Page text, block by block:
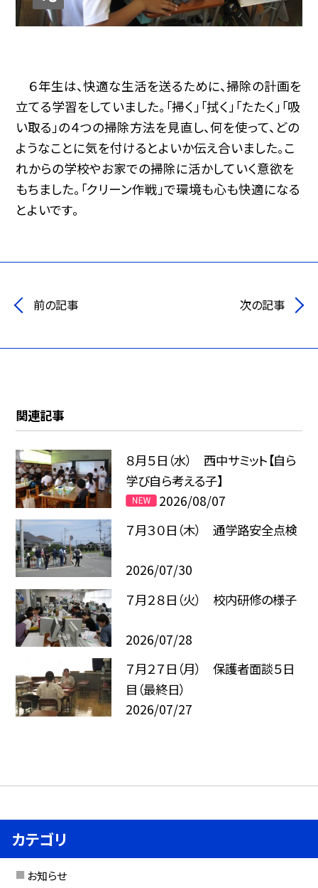
６年生は、快適な生活を送るために、掃除の計画を
立てる学習をしていました。「掃く」「拭く」「たたく」「吸
い取る」の４つの掃除方法を見直し、何を使って、どの
ようなことに気を付けるとよいか伝え合いました。こ
れからの学校やお家での掃除に活かしていく意欲を
もちました。「クリーン作戦」で環境も心も快適になる
とよいです。
前の記事 次の記事
関連記事
８月５日（水） 西中サミット【自ら
学び自ら考える子】
2026/08/07
７月３０日（木） 通学路安全点検
2026/07/30
７月２８日（火） 校内研修の様子
2026/07/28
７月２７日（月） 保護者面談５日
目（最終日）
2026/07/27
カテゴリ
お知らせ